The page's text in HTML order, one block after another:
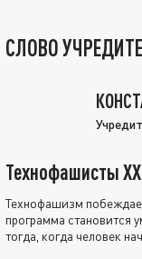
СЛОВО
Технофашисты
Технофашизм
программа становится
тогда, когда человек